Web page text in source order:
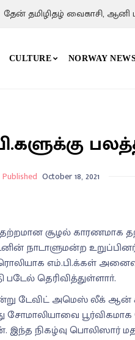
தேன் தமிழிதழ் வைகாசி, ஆனி
CULTURE NORWAY
Published October 18, 2021
சூழல் காரணமாக
நாடாளுமன்ற
எம்.பி.க்கள்
தெரிவித்துள்ளாா்.
டேவிட் அமெஸ் லீக் ஆன் சீ
சோமாலியாவை
நிகழ்வு பொலிஸார் மத